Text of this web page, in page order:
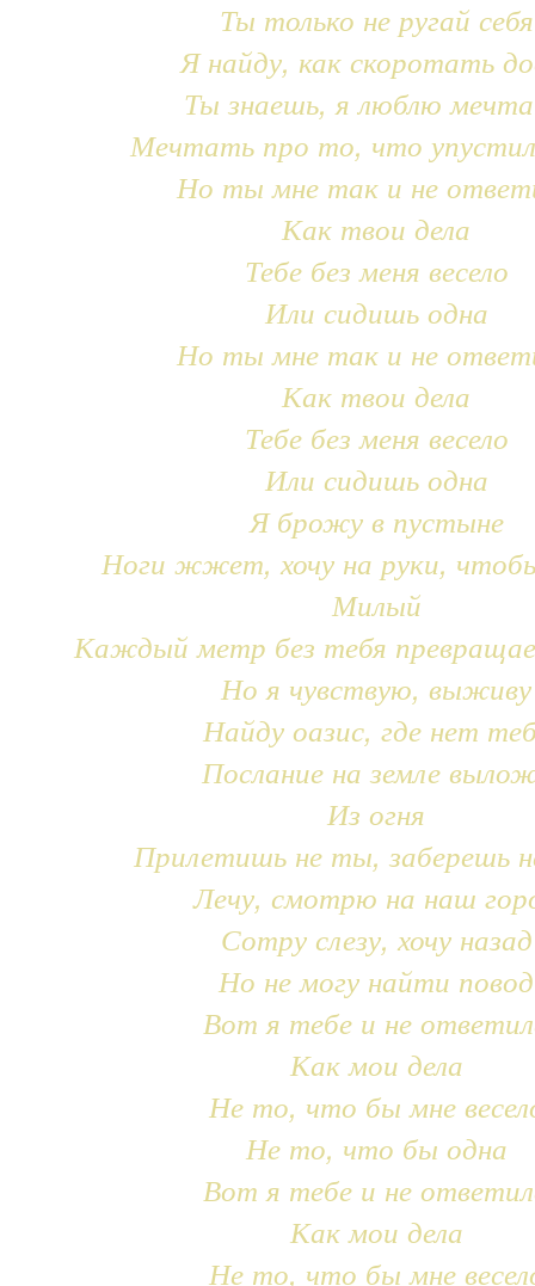
Ты только не ругай себя
Я найду, как скоротать
Ты знаешь, я люблю
Мечтать про то, что
Но ты мне так и не
Как твои дела
Тебе без меня весело
Или сидишь одна
Но ты мне так и не
Как твои дела
Тебе без меня весело
Или сидишь одна
Я брожу в пустыне
Ноги жжет, хочу на руки,
Милый
Каждый метр без тебя
Но я чувствую, выживу
Найду оазис, где нет
Послание на земле
Из огня
Прилетишь не ты, заберешь
Лечу, смотрю на наш
Сотру слезу, хочу назад
Но не могу найти повод
Вот я тебе и не
Как мои дела
Не то, что бы мне
Не то, что бы одна
Вот я тебе и не
Как мои дела
Не то, что бы мне